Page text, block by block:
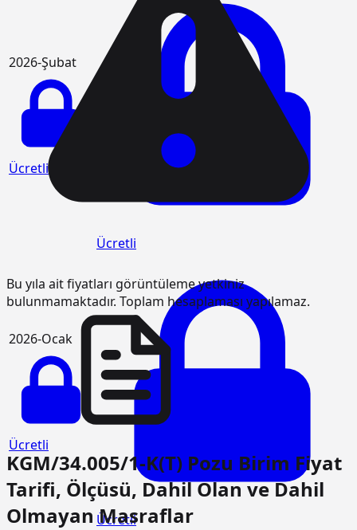
2026-Şubat
Ücretli
Ücretli
2026-Ocak
Ücretli
Ücretli
Bu yıla ait fiyatları görüntüleme yetkiniz
bulunmamaktadır. Toplam hesaplaması yapılamaz.
KGM/34.005/1-K(T) Pozu Birim Fiyat
Tarifi, Ölçüsü, Dahil Olan ve Dahil
Olmayan Masraflar